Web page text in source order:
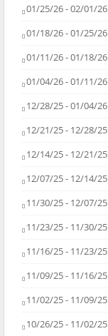
01/25/26 - 02/01/26
01/18/26 - 01/25/26
01/11/26 - 01/18/26
01/04/26 - 01/11/26
12/28/25 - 01/04/26
12/21/25 - 12/28/25
12/14/25 - 12/21/25
12/07/25 - 12/14/25
11/30/25 - 12/07/25
11/23/25 - 11/30/25
11/16/25 - 11/23/25
11/09/25 - 11/16/25
11/02/25 - 11/09/25
10/26/25 - 11/02/25